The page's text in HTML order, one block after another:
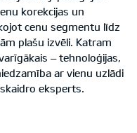
korekcijas un
cenu segmentu līdz
plašu izvēli. Katram
– tehnoloģijas,
ar vienu uzlādi
eksperts.